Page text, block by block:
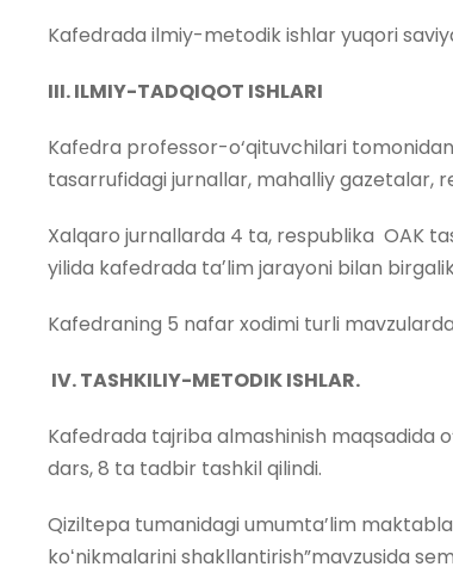
Kafedrada ilmiy-metodik ishlar yuqori
III. ILMIY-TADQIQOT ISHLARI
Kafеdra professor-o‘qituvchilari
tasarrufidagi jurnallar, mahalliy gazetalar,
Xalqaro jurnallarda 4 ta, respublika OAK
yilida kafedrada taʼlim jarayoni bilan
Kafedraning 5 nafar xodimi turli
IV. TASHKILIY-METODIK ISHLAR.
Kafedrada tajriba almashinish maqsadida
dars, 8 ta tadbir tashkil qilindi.
Qiziltepa tumanidagi umumta’lim
koʻnikmalarini shakllantirish”mavzusida